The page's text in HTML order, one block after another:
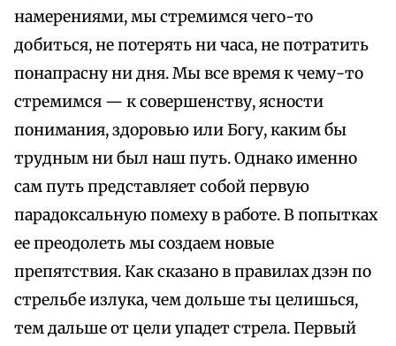
намерениями, мы стремимся чего-то
добиться, не потерять ни часа, не потратить
понапрасну ни дня. Мы все время к чему-то
стремимся — к совершенству, ясности
понимания, здоровью или Богу, каким бы
трудным ни был наш путь. Однако именно
сам путь представляет собой первую
парадоксальную помеху в работе. В попытках
ее преодолеть мы создаем новые
препятствия. Как сказано в правилах дзэн по
стрельбе излука, чем дольше ты целишься,
тем дальше от цели упадет стрела. Первый